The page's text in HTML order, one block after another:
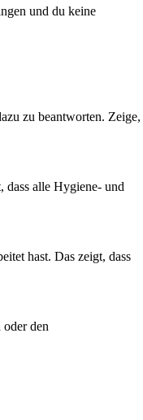
und du keine
zu beantworten. Zeige,
dass alle Hygiene- und
hast. Das zeigt, dass
den